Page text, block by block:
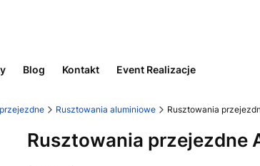
Blog Kontakt Event Realizacje
Rusztowania aluminiowe Rusztowania
Rusztowania przejezdne